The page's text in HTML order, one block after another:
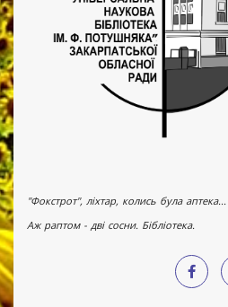
"Фокстрот", ліхтар, колись була аптека...
Аж раптом - дві сосни. Бібліотека.